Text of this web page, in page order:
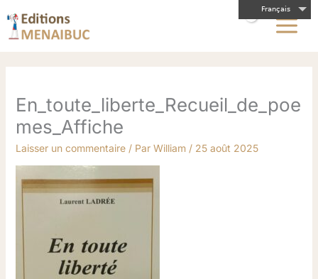
Français
au
contenu
En_toute_liberte_Recueil_de_poe
mes_Affiche
Laisser un commentaire / Par William / 25 août 2025